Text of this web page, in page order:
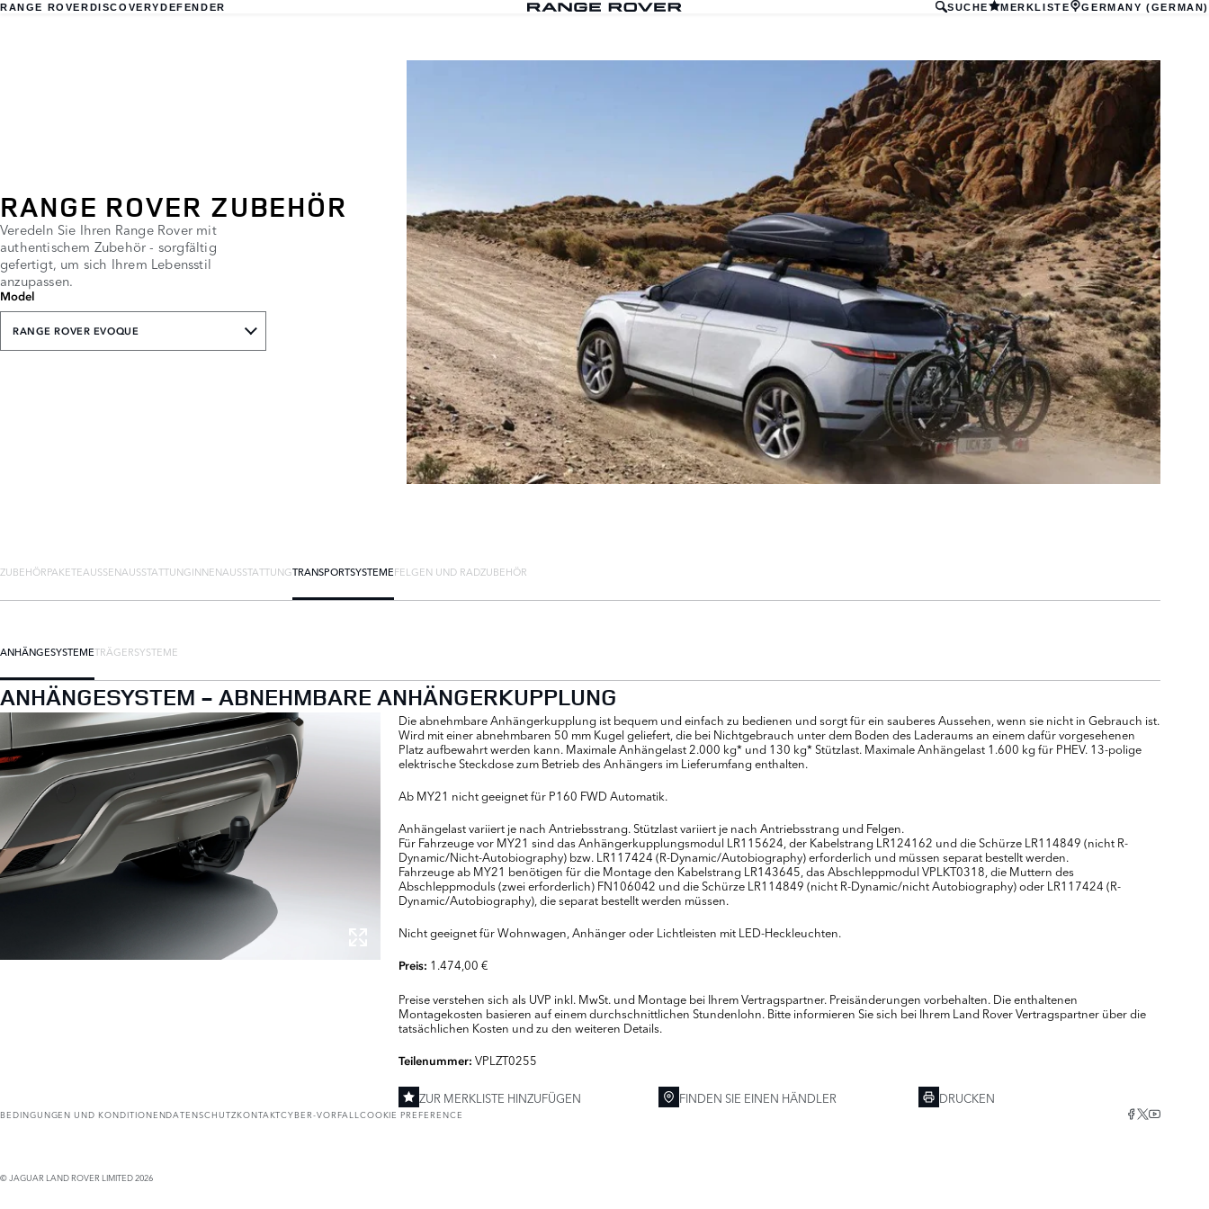
RANGE ROVERDISCOVERYDEFENDER SUCHE MERKLISTE GERMANY (GERMAN)
RANGE ROVER ZUBEHÖR
Veredeln Sie Ihren Range Rover mit
authentischem Zubehör - sorgfältig
gefertigt, um sich Ihrem Lebensstil
anzupassen.
Model
RANGE ROVER EVOQUE
ZUBEHÖRPAKETEAUSSENAUSSTATTUNG INNENAUSSTATTUNGTRANSPORTSYSTEMEFELGEN UND RADZUBEHÖR
ANHÄNGESYSTEMETRÄGERSYSTEME
ANHÄNGESYSTEM - ABNEHMBARE ANHÄNGERKUPPLUNG
Die abnehmbare Anhängerkupplung ist bequem und einfach zu bedienen und sorgt für ein sauberes Aussehen, wenn sie nicht in Gebrauch ist.
Wird mit einer abnehmbaren 50 mm Kugel geliefert, die bei Nichtgebrauch unter dem Boden des Laderaums an einem dafür vorgesehenen
Platz aufbewahrt werden kann. Maximale Anhängelast 2.000 kg* und 130 kg* Stützlast. Maximale Anhängelast 1.600 kg für PHEV. 13-polige
elektrische Steckdose zum Betrieb des Anhängers im Lieferumfang enthalten.
Ab MY21 nicht geeignet für P160 FWD Automatik.
Anhängelast variiert je nach Antriebsstrang. Stützlast variiert je nach Antriebsstrang und Felgen.
Für Fahrzeuge vor MY21 sind das Anhängerkupplungsmodul LR115624, der Kabelstrang LR124162 und die Schürze LR114849 (nicht R-
Dynamic/Nicht-Autobiography) bzw. LR117424 (R-Dynamic/Autobiography) erforderlich und müssen separat bestellt werden.
Fahrzeuge ab MY21 benötigen für die Montage den Kabelstrang LR143645, das Abschleppmodul VPLKT0318, die Muttern des
Abschleppmoduls (zwei erforderlich) FN106042 und die Schürze LR114849 (nicht R-Dynamic/nicht Autobiography) oder LR117424 (R-
Dynamic/Autobiography), die separat bestellt werden müssen.
Nicht geeignet für Wohnwagen, Anhänger oder Lichtleisten mit LED-Heckleuchten.
Preis: 1.474,00 €
Preise verstehen sich als UVP inkl. MwSt. und Montage bei Ihrem Vertragspartner. Preisänderungen vorbehalten. Die enthaltenen
Montagekosten basieren auf einem durchschnittlichen Stundenlohn. Bitte informieren Sie sich bei Ihrem Land Rover Vertragspartner über die
tatsächlichen Kosten und zu den weiteren Details.
Teilenummer:VPLZT0255
ZUR MERKLISTE HINZUFÜGEN FINDEN SIE EINEN HÄNDLER DRUCKEN
BEDINGUNGEN UND KONDITIONENDATENSCHUTZKONTAKTCYBER-VORFALL COOKIE PREFERENCE
© JAGUAR LAND ROVER LIMITED 2026